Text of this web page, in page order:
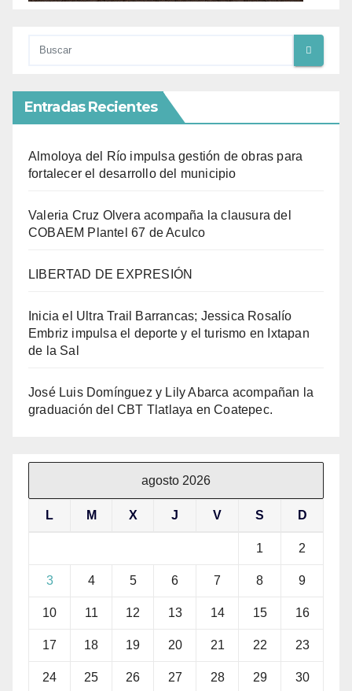
Entradas Recientes
Almoloya del Río impulsa gestión de obras para
fortalecer el desarrollo del municipio
Valeria Cruz Olvera acompaña la clausura del
COBAEM Plantel 67 de Aculco
LIBERTAD DE EXPRESIÓN
Inicia el Ultra Trail Barrancas; Jessica Rosalío
Embriz impulsa el deporte y el turismo en Ixtapan
de la Sal
José Luis Domínguez y Lily Abarca acompañan la
graduación del CBT Tlatlaya en Coatepec.
agosto 2026
L M X J V S D
1 2
3 4 5 6 7 8 9
10 11 12 13 14 15 16
17 18 19 20 21 22 23
24 25 26 27 28 29 30